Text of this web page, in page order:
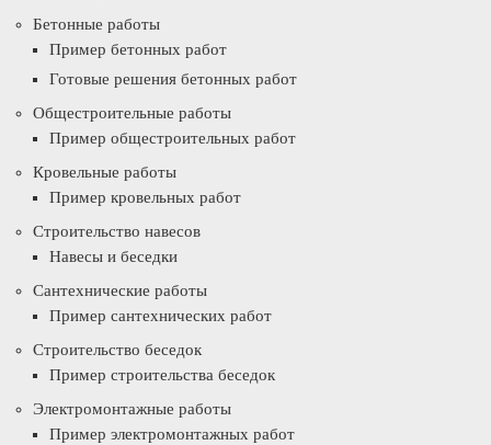
Бетонные работы
Пример бетонных работ
Готовые решения бетонных работ
Общестроительные работы
Пример общестроительных работ
Кровельные работы
Пример кровельных работ
Строительство навесов
Навесы и беседки
Сантехнические работы
Пример сантехнических работ
Строительство беседок
Пример строительства беседок
Электромонтажные работы
Пример электромонтажных работ